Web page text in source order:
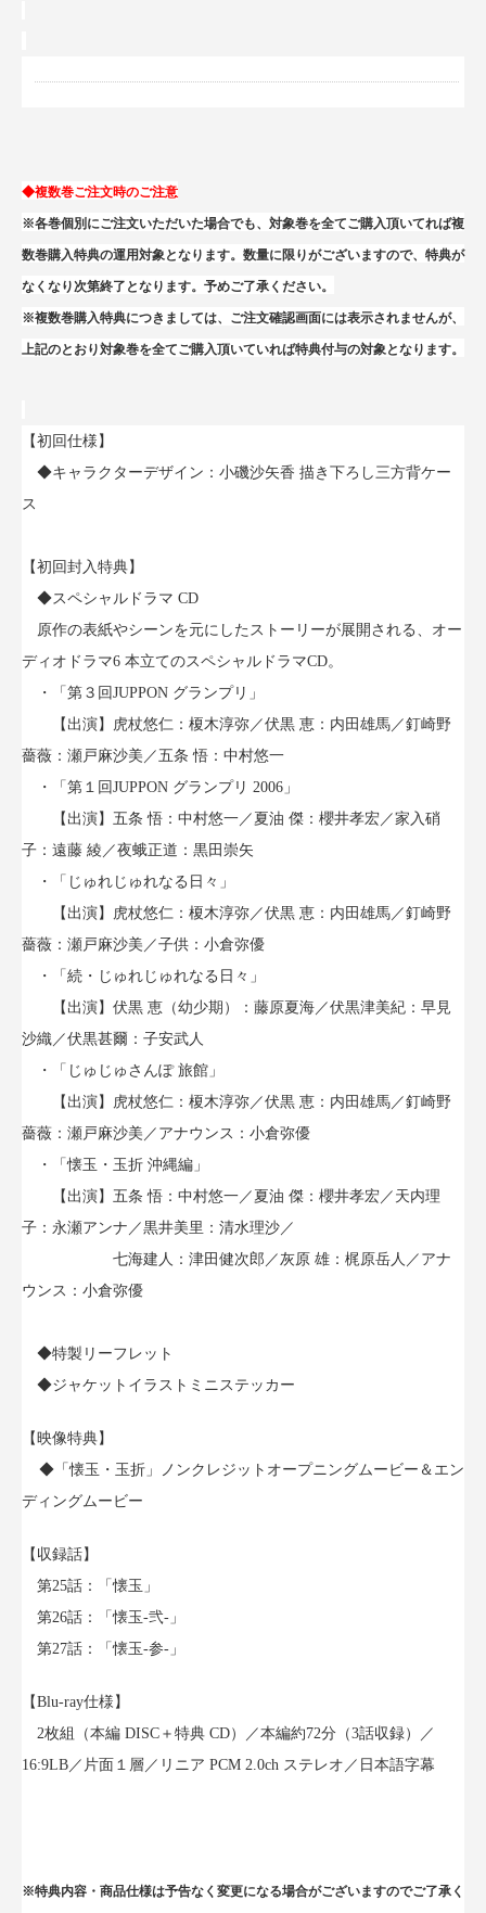
◆複数巻ご注文時のご注意
※各巻個別にご注文いただいた場合でも、対象巻を全てご購入頂いてれば複
数巻購入特典の運用対象となります。数量に限りがございますので、特典が
なくなり次第終了となります。予めご了承ください。
※複数巻購入特典につきましては、ご注文確認画面には表示されませんが、
上記のとおり対象巻を全てご購入頂いていれば特典付与の対象となります。
【初回仕様】
◆キャラクターデザイン：小磯沙矢香 描き下ろし三方背ケー
ス
【初回封入特典】
◆スペシャルドラマ CD
原作の表紙やシーンを元にしたストーリーが展開される、オー
ディオドラマ6 本立てのスペシャルドラマCD。
・「第３回JUPPON グランプリ」
【出演】虎杖悠仁：榎木淳弥／伏黒 恵：内田雄馬／釘崎野
薔薇：瀬戸麻沙美／五条 悟：中村悠一
・「第１回JUPPON グランプリ 2006」
【出演】五条 悟：中村悠一／夏油 傑：櫻井孝宏／家入硝
子：遠藤 綾／夜蛾正道：黒田崇矢
・「じゅれじゅれなる日々」
【出演】虎杖悠仁：榎木淳弥／伏黒 恵：内田雄馬／釘崎野
薔薇：瀬戸麻沙美／子供：小倉弥優
・「続・じゅれじゅれなる日々」
【出演】伏黒 恵（幼少期）：藤原夏海／伏黒津美紀：早見
沙織／伏黒甚爾：子安武人
・「じゅじゅさんぽ 旅館」
【出演】虎杖悠仁：榎木淳弥／伏黒 恵：内田雄馬／釘崎野
薔薇：瀬戸麻沙美／アナウンス：小倉弥優
・「懐玉・玉折 沖縄編」
【出演】五条 悟：中村悠一／夏油 傑：櫻井孝宏／天内理
子：永瀬アンナ／黒井美里：清水理沙／
七海建人：津田健次郎／灰原 雄：梶原岳人／アナ
ウンス：小倉弥優
◆特製リーフレット
◆ジャケットイラストミニステッカー
【映像特典】
◆「懐玉・玉折」ノンクレジットオープニングムービー＆エン
ディングムービー
【収録話】
第25話：「懐玉」
第26話：「懐玉-弐-」
第27話：「懐玉-参-」
【Blu-ray仕様】
2枚組（本編 DISC＋特典 CD）／本編約72分（3話収録）／
16:9LB／片面１層／リニア PCM 2.0ch ステレオ／日本語字幕
※特典内容・商品仕様は予告なく変更になる場合がございますのでご了承く